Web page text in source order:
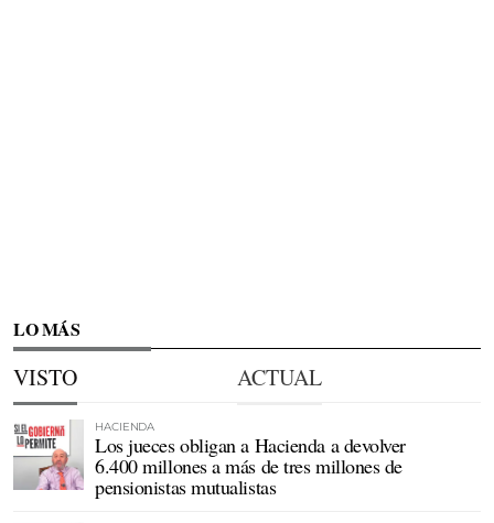
LO MÁS
VISTO ACTUAL
HACIENDA
Los jueces obligan a Hacienda a devolver
6.400 millones a más de tres millones de
pensionistas mutualistas